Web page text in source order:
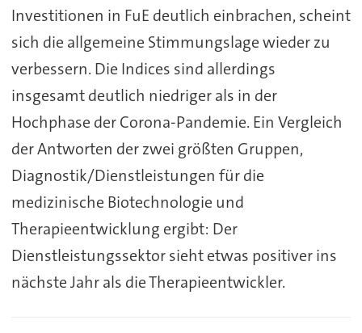
Investitionen in FuE deutlich einbrachen, scheint
sich die allgemeine Stimmungslage wieder zu
verbessern. Die Indices sind allerdings
insgesamt deutlich niedriger als in der
Hochphase der Corona-Pandemie. Ein Vergleich
der Antworten der zwei größten Gruppen,
Diagnostik/Dienstleistungen für die
medizinische Biotechnologie und
Therapieentwicklung ergibt: Der
Dienstleistungssektor sieht etwas positiver ins
nächste Jahr als die Therapieentwickler.